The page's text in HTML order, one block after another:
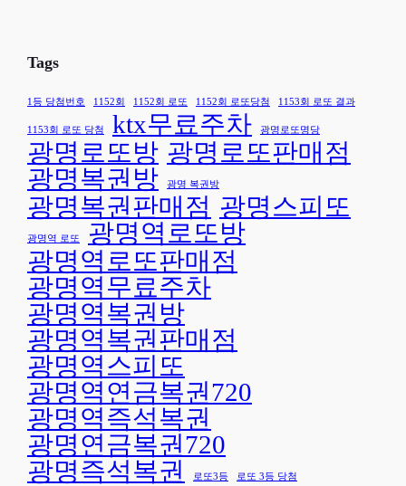
등
명
배
출
🎉
명
당
언
론
사
별
보
도
자
료
Tags
1등 당첨번호 1152회 1152회 로또 1152회 로또당첨 1153회 로또 결과
1153회 로또 당첨 ktx무료주차 광명로또명당
광명로또방 광명로또판매점
광명복권방
광명 복권방
광명복권판매점 광명스피또
광명역 로또
광명역로또방
광명역로또판매점
광명역무료주차
광명역복권방
광명역복권판매점
광명역스피또
광명역연금복권720
광명역즉석복권
광명연금복권720
광명즉석복권
로또3등 로또 3등 당첨